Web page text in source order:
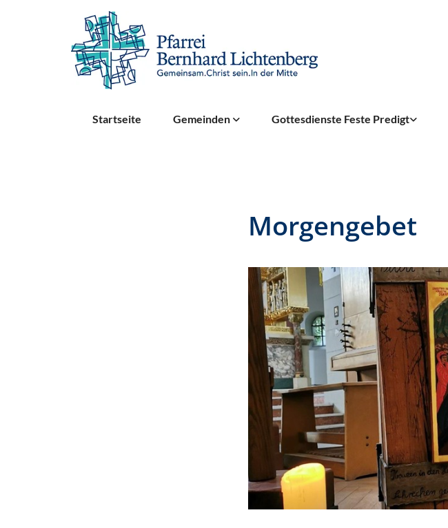
Startseite Gemeinden Gottesdienste Feste Predigt
Morgengebet